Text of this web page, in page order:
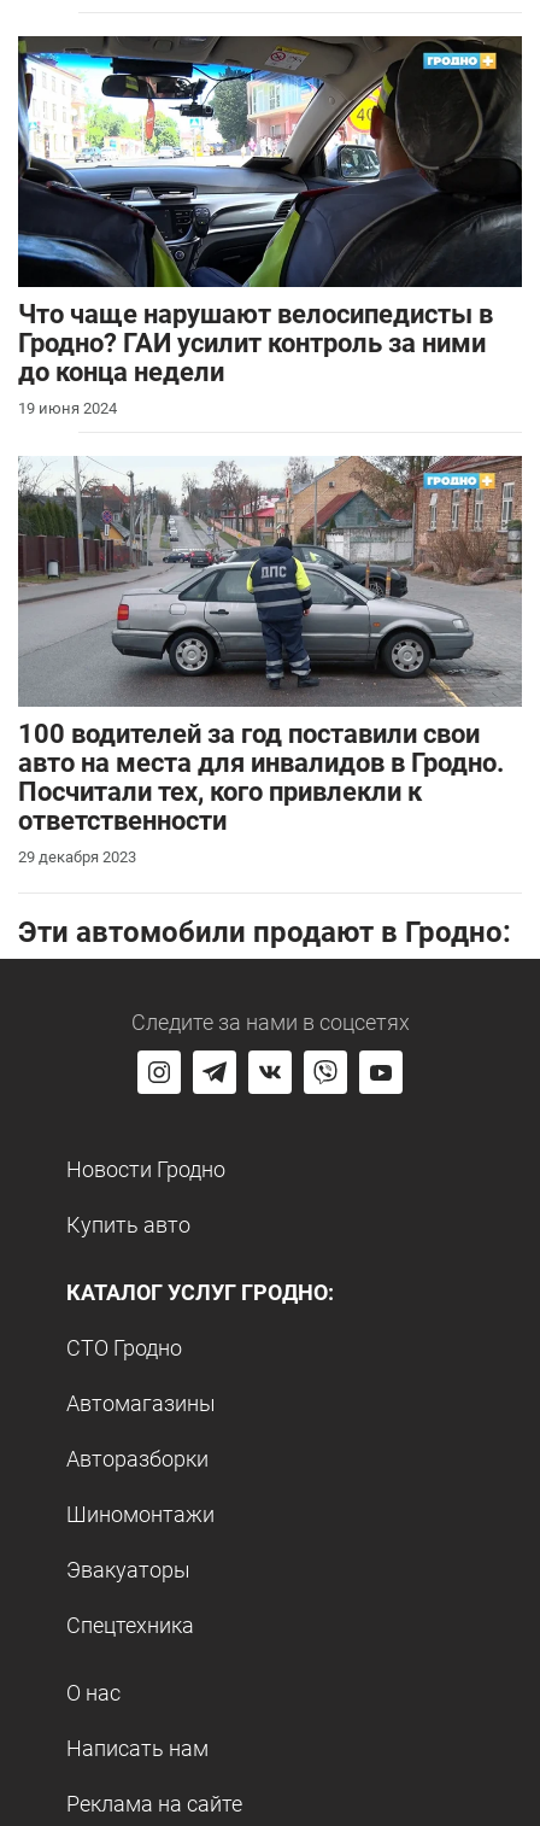
Что чаще нарушают велосипедисты в
Гродно? ГАИ усилит контроль за ними
до конца недели
19 июня 2024
100 водителей за год поставили свои
авто на места для инвалидов в Гродно.
Посчитали тех, кого привлекли к
ответственности
29 декабря 2023
Эти автомобили продают в Гродно:
Следите за нами в соцсетях
Новости Гродно
Купить авто
КАТАЛОГ УСЛУГ ГРОДНО:
СТО Гродно
Автомагазины
Авторазборки
Шиномонтажи
Эвакуаторы
Спецтехника
О нас
Написать нам
Реклама на сайте